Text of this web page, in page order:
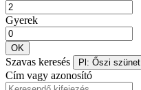
Gyerek
OK
Szavas keresés Pl: Őszi szünet
Cím vagy azonosító